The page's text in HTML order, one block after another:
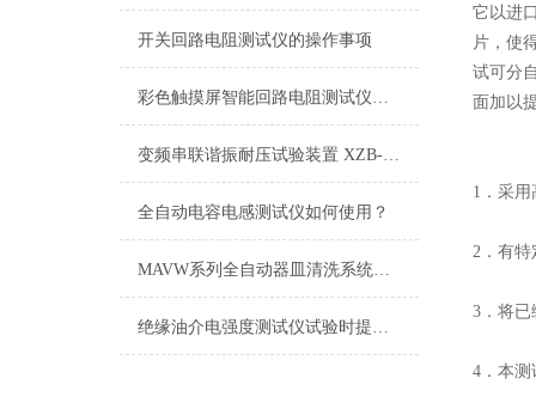
开关回路电阻测试仪的操作事项
彩色触摸屏智能回路电阻测试仪如何选择
变频串联谐振耐压试验装置 XZB-108kVA/27kV×4技术方案
全自动电容电感测试仪如何使用？
MAVW系列全自动器皿清洗系统技术参数
绝缘油介电强度测试仪试验时提取油样的正确方法
它以进
片，使
试可分
面加以
1．采
2．有特
3．将已
4．本测